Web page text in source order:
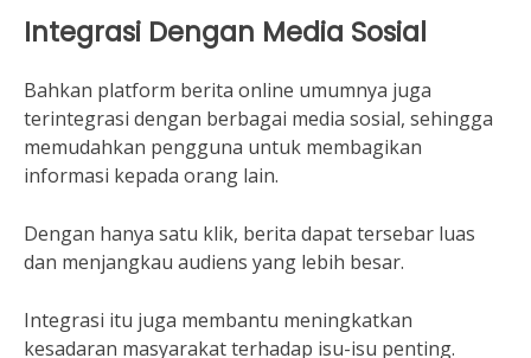
Integrasi Dengan Media Sosial
Bahkan platform berita online umumnya juga
terintegrasi dengan berbagai media sosial, sehingga
memudahkan pengguna untuk membagikan
informasi kepada orang lain.
Dengan hanya satu klik, berita dapat tersebar luas
dan menjangkau audiens yang lebih besar.
Integrasi itu juga membantu meningkatkan
kesadaran masyarakat terhadap isu-isu penting.